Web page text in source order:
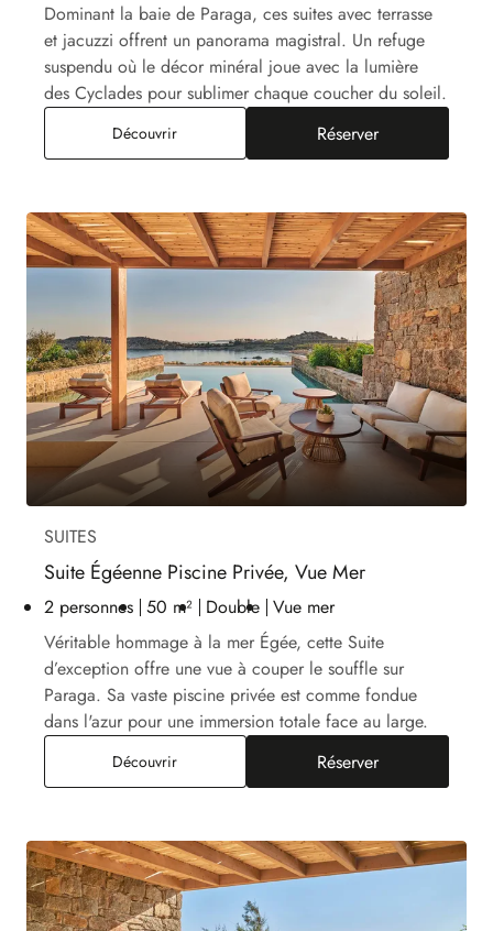
Dominant la baie de Paraga, ces suites avec terrasse
et jacuzzi offrent un panorama magistral. Un refuge
suspendu où le décor minéral joue avec la lumière
des Cyclades pour sublimer chaque coucher du soleil.
DécouvrirSuite Paraga Jacuzzi, Vue Mer
Réserver
SUITES
Suite Égéenne Piscine Privée, Vue Mer
2 personnes 50 m² Double Vue mer
Véritable hommage à la mer Égée, cette Suite
d’exception offre une vue à couper le souffle sur
Paraga. Sa vaste piscine privée est comme fondue
dans l'azur pour une immersion totale face au large.
DécouvrirSuite Égéenne Piscine Privée, Vue Mer
Réserver